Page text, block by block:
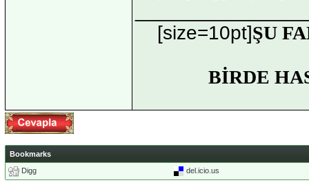
[size=10pt]ŞU
BİRDE
Bookmarks
Digg
del.icio.us